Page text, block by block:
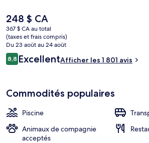
pour vous divertir davantage. Le restaurant
pour manger une bouchée et le bar-salon sert
rafraîchissantes. Aussi, les attraits Smathers
East Martello se trouvent à seulement 5
autres voyageurs adorent la piscine et le
Le
prix
actuel
est
de 248 $ CA
248 $ CA
367 $ CA au total
(taxes et frais compris)
Du 23 août au 24 août
Avis
8,88,8 sur 10 –
ExcellentAfficher les 1 801 avis
Commodités populaires
Piscine
Animaux de compagnie
acceptés